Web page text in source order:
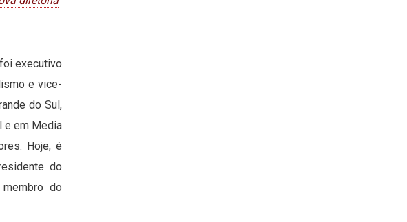
executivo
e vice-
do Sul,
e em Media
Hoje, é
do
do